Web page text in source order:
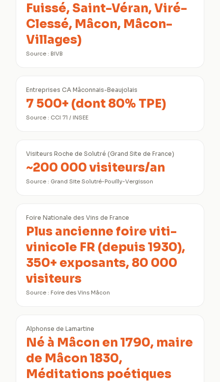
Fuissé, Saint-Véran, Viré-
Clessé, Mâcon, Mâcon-
Villages)
Source : BIVB
Entreprises CA Mâconnais-Beaujolais
7 500+ (dont 80% TPE)
Source : CCI 71 / INSEE
Visiteurs Roche de Solutré (Grand Site de France)
~200 000 visiteurs/an
Source : Grand Site Solutré-Pouilly-Vergisson
Foire Nationale des Vins de France
Plus ancienne foire viti-
vinicole FR (depuis 1930),
350+ exposants, 80 000
visiteurs
Source : Foire des Vins Mâcon
Alphonse de Lamartine
Né à Mâcon en 1790, maire
de Mâcon 1830,
Méditations poétiques